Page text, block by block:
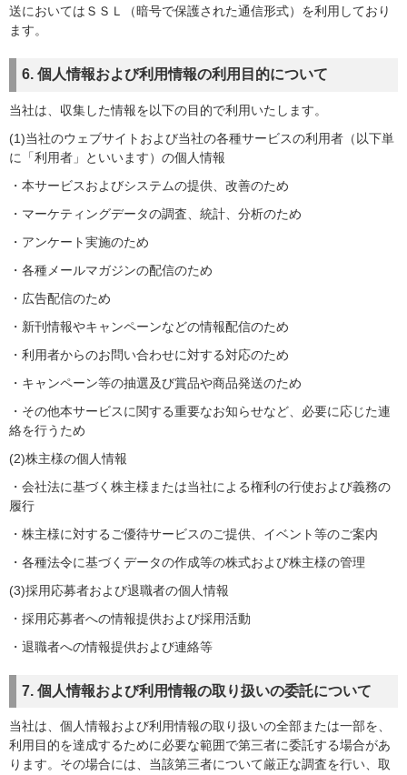
送においてはＳＳＬ（暗号で保護された通信形式）を利用しており
ます。
6. 個人情報および利用情報の利用目的について
当社は、収集した情報を以下の目的で利用いたします。
(1)当社のウェブサイトおよび当社の各種サービスの利用者（以下単
に「利用者」といいます）の個人情報
・本サービスおよびシステムの提供、改善のため
・マーケティングデータの調査、統計、分析のため
・アンケート実施のため
・各種メールマガジンの配信のため
・広告配信のため
・新刊情報やキャンペーンなどの情報配信のため
・利用者からのお問い合わせに対する対応のため
・キャンペーン等の抽選及び賞品や商品発送のため
・その他本サービスに関する重要なお知らせなど、必要に応じた連
絡を行うため
(2)株主様の個人情報
・会社法に基づく株主様または当社による権利の行使および義務の
履行
・株主様に対するご優待サービスのご提供、イベント等のご案内
・各種法令に基づくデータの作成等の株式および株主様の管理
(3)採用応募者および退職者の個人情報
・採用応募者への情報提供および採用活動
・退職者への情報提供および連絡等
7. 個人情報および利用情報の取り扱いの委託について
当社は、個人情報および利用情報の取り扱いの全部または一部を、
利用目的を達成するために必要な範囲で第三者に委託する場合があ
ります。その場合には、当該第三者について厳正な調査を行い、取